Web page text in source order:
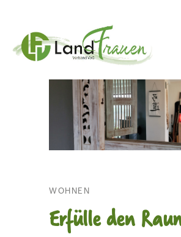
Ostbelgien
WOHNEN
Erfülle den